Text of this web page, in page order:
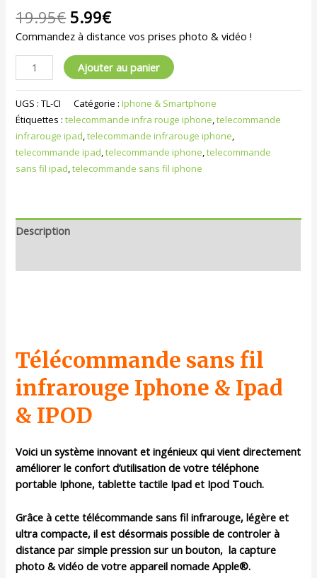
19.95€ 5.99€
Commandez à distance vos prises photo & vidéo !
Ajouter au panier
UGS :TL-CI Catégorie :Iphone & Smartphone
Étiquettes :telecommande infra rouge iphone,telecommande
infrarouge ipad,telecommande infrarouge iphone,
telecommande ipad,telecommande iphone,telecommande
sans fil ipad,telecommande sans fil iphone
Description
Télécommande sans fil
infrarouge Iphone & Ipad
& IPOD
Voici un système innovant et ingénieux qui vient directement
améliorer le confort d’utilisation de votre téléphone
portable Iphone, tablette tactile Ipad et Ipod Touch.
Grâce à cette télécommande sans fil infrarouge, légère et
ultra compacte, il est désormais possible de controler à
distance par simple pression sur un bouton, la capture
photo & vidéo de votre appareil nomade Apple®.